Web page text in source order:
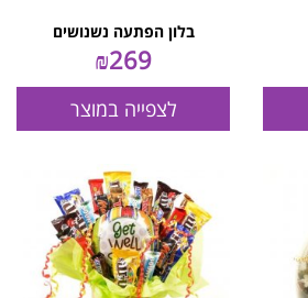
בלון הפתעה נשנושים
₪269
לצפייה במוצר